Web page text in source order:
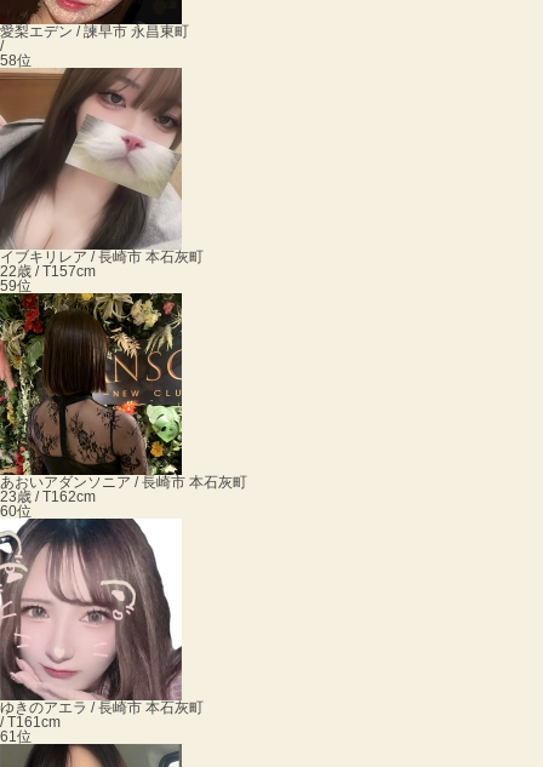
愛梨エデン / 諫早市 永昌東町
/
58位
イブキ リレア / 長崎市 本石灰町
22歳 / T157cm
59位
あおいアダンソニア / 長崎市 本石灰町
23歳 / T162cm
60位
ゆきのアエラ / 長崎市 本石灰町
/ T161cm
61位